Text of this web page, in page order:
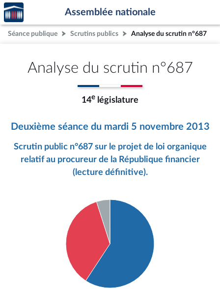
Aller au contenu
Aller en bas de la page
Accèder
à la
page
d'accueil
Assemblée nationale
Séance publique Scrutins publics Analyse du scrutin n°687
Analyse du scrutin n°687
14e législature
Deuxième séance du mardi 5 novembre 2013
Scrutin public n°687 sur le projet de loi organique
relatif au procureur de la République financier
(lecture définitive).